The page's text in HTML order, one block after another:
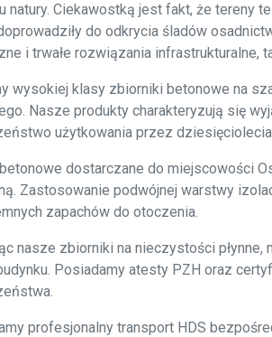
natury. Ciekawostką jest fakt, że tereny
do odkrycia śladów
i trwałe rozwiązania infrastrukturalne,
wysokiej klasy zbiorniki betonowe na
Nasze produkty charakteryzują się
użytkowania przez
dostarczane do miejscowości
Zastosowanie podwójnej warstwy
zapachów do otoczenia.
nasze zbiorniki na nieczystości
Posiadamy atesty PZH oraz
profesjonalny transport HDS